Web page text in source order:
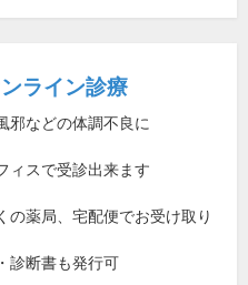
ライン診療
邪などの体調不良に
ィスで受診出来ます
の薬局、宅配便でお受け取り
診断書も発行可